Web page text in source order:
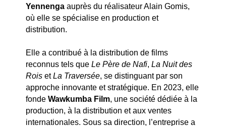
Yennenga auprès du réalisateur Alain Gomis,
où elle se spécialise en production et
distribution.
Elle a contribué à la distribution de films
reconnus tels queLe Père de Nafi,La Nuit des
Rois etLa Traversée, se distinguant par son
approche innovante et stratégique. En 2023, elle
fondeWawkumba Film, une société dédiée à la
production, à la distribution et aux ventes
internationales. Sous sa direction, l’entreprise a